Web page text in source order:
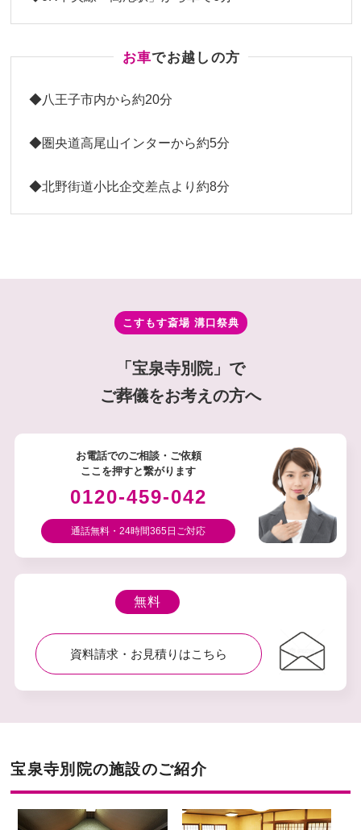
お⾞でお越しの⽅
◆八王子市内から約20分
◆圏央道高尾山インターから約5分
◆北野街道小比企交差点より約8分
こすもす斎場 溝⼝祭典
「宝泉寺別院」で
ご葬儀をお考えの方へ
お電話でのご相談・ご依頼
ここを押すと繋がります
0120-459-042
通話無料・24時間365⽇ご対応
無料
資料請求・お⾒積りはこちら
宝泉寺別院の施設のご紹介